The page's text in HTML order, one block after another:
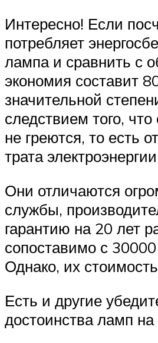
Интересно! Если
потребляет
лампа и сравнить с
экономия составит
значительной
следствием того,
не греются, то есть
трата
Они отличаются
службы,
гарантию на 20 лет
сопоставимо с
Однако, их
Есть и другие
достоинства ламп на